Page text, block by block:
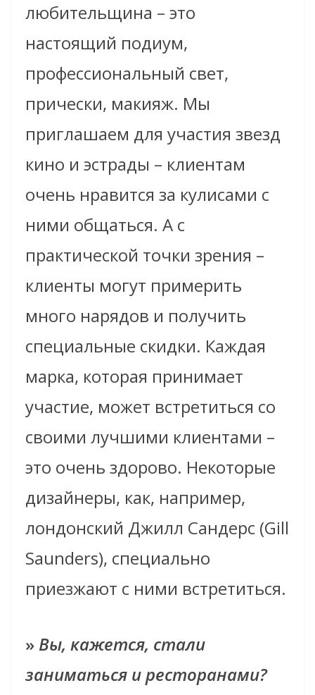
любительщина – это
настоящий подиум,
профессиональный свет,
прически, макияж. Мы
приглашаем для участия звезд
кино и эстрады – клиентам
очень нравится за кулисами с
ними общаться. А с
практической точки зрения –
клиенты могут примерить
много нарядов и получить
специальные скидки. Каждая
марка, которая принимает
участие, может встретиться со
своими лучшими клиентами –
это очень здорово. Некоторые
дизайнеры, как, например,
лондонский Джилл Сандерс (Gill
Saunders), специально
приезжают с ними встретиться.
» Вы, кажется, стали
заниматься и ресторанами?